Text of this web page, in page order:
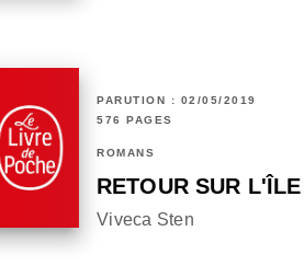
PARUTION : 02/05/2019
576 PAGES
ROMANS
RETOUR SUR L'ÎLE
Viveca Sten